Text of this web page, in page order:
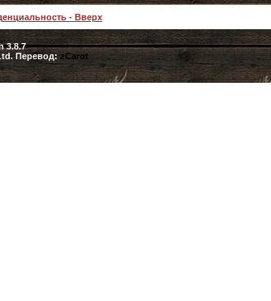
- Вверх
3.8.7
Перевод: zCarot